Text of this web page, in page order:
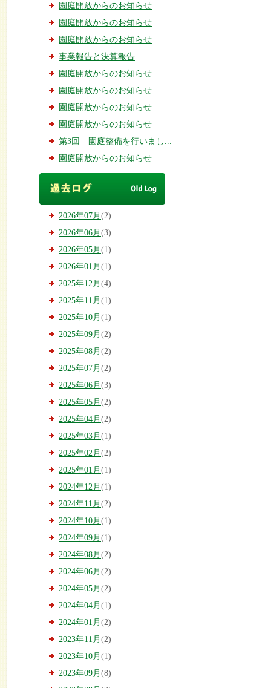
園庭開放からのお知らせ
園庭開放からのお知らせ
園庭開放からのお知らせ
事業報告と決算報告
園庭開放からのお知らせ
園庭開放からのお知らせ
園庭開放からのお知らせ
園庭開放からのお知らせ
第3回 園庭整備を行いまし...
園庭開放からのお知らせ
2026年07月 (2)
2026年06月 (3)
2026年05月 (1)
2026年01月 (1)
2025年12月 (4)
2025年11月 (1)
2025年10月 (1)
2025年09月 (2)
2025年08月 (2)
2025年07月 (2)
2025年06月 (3)
2025年05月 (2)
2025年04月 (2)
2025年03月 (1)
2025年02月 (2)
2025年01月 (1)
2024年12月 (1)
2024年11月 (2)
2024年10月 (1)
2024年09月 (1)
2024年08月 (2)
2024年06月 (2)
2024年05月 (2)
2024年04月 (1)
2024年01月 (2)
2023年11月 (2)
2023年10月 (1)
2023年09月 (8)